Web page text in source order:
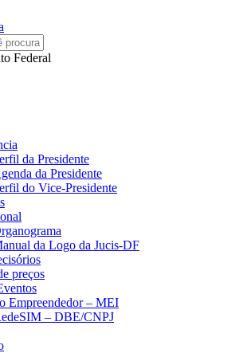
da Presidente
da Presidente
do Vice-Presidente
da Logo da Jucis-DF
preços
Empreendedor – MEI
– DBE/CNPJ